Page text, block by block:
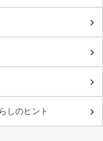
しのヒント